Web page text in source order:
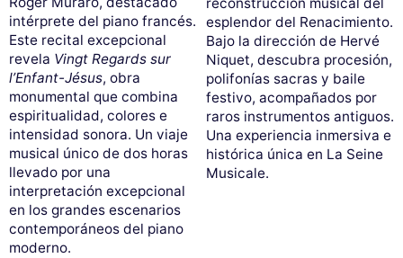
intérprete del piano francés.
Este recital excepcional
revela Vingt Regards sur
l’Enfant-Jésus, obra
monumental que combina
espiritualidad, colores e
intensidad sonora. Un viaje
musical único de dos horas
llevado por una
interpretación excepcional
en los grandes escenarios
contemporáneos del piano
moderno.
reconstrucción musical del
esplendor del Renacimiento.
Bajo la dirección de Hervé
Niquet, descubra procesión,
polifonías sacras y baile
festivo, acompañados por
raros instrumentos antiguos.
Una experiencia inmersiva e
histórica única en La Seine
Musicale.